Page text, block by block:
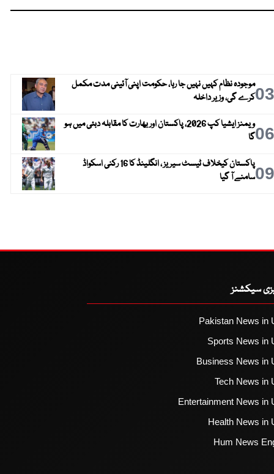
03موجودہ نظام کہیں نہیں جا رہا، حکومت اپنی آئینی مدت مکمل
کرے گی، وزیر داخلہ
06
ویمنز ایشیا کپ 2026، پاکستان اور بھارت کا مقابلہ دبئی میں ہو
گا
09
پاکستان کیخلاف ٹیسٹ سیریز ، انگلینڈ کا 16 رکنی اسکواڈ
سامنے آ گیا
سیکشنز
Pakistan News in
Sports News in
Business News in
Tech News in
Entertainment News in
Health News in
Hum News